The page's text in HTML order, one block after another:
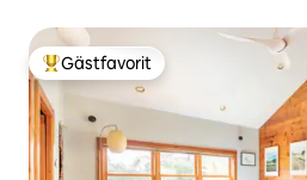
Populär gästfavorit
Gästfavorit